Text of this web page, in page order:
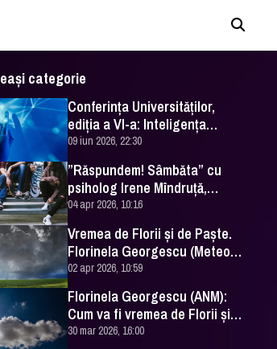
categorie
Conferința Universităților,
ediția a VI-a: Inteligența
artificială în Educație- soluție
sau problemă?
09 iun 2026, 22:30
”Răspundem! Sâmbăta” cu
psiholog Irene Mîndruță,
despre adolescență
04 apr 2026, 10:16
Vremea de Florii și de Paște.
Florinela Georgescu (Meteo
România) a făcut prognoza
02 apr 2026, 10:59
Florinela Georgescu (ANM):
Cum va fi vremea de Florii și
de Paște 2026
30 mar 2026, 16:00